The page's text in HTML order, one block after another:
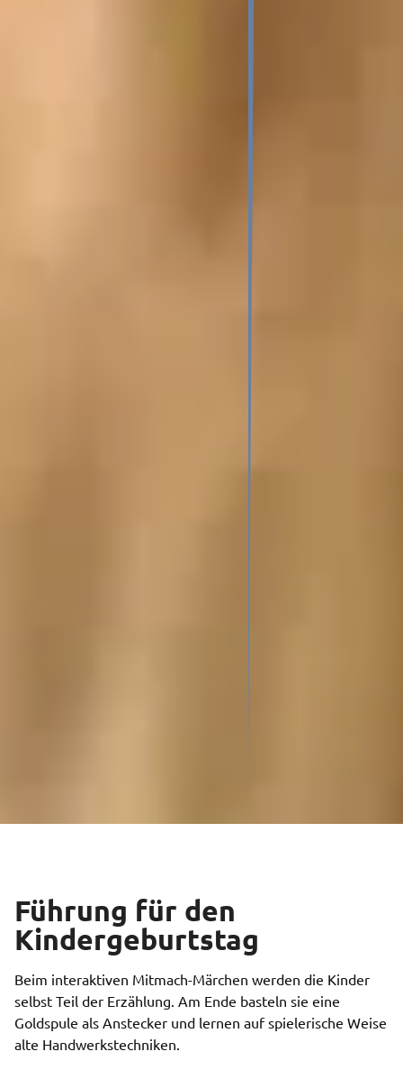
Führung für den
Kindergeburtstag
Beim interaktiven Mitmach-Märchen werden die Kinder
selbst Teil der Erzählung. Am Ende basteln sie eine
Goldspule als Anstecker und lernen auf spielerische Weise
alte Handwerkstechniken.